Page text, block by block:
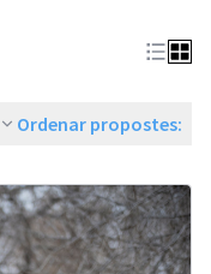
Ordenar propostes: